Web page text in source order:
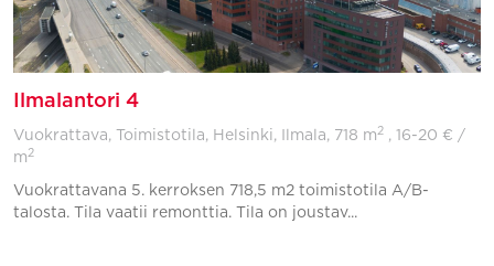
Ilmalantori 4
Vuokrattava, Toimistotila, Helsinki, Ilmala, 718 m 2 , 16-20 € /
m 2
Vuokrattavana 5. kerroksen 718,5 m2 toimistotila A/B-
talosta. Tila vaatii remonttia. Tila on joustav...